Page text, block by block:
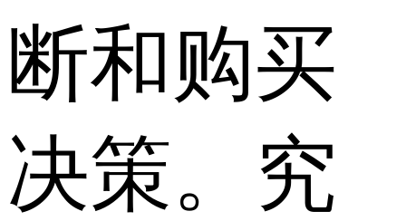
断和购买
决策。究